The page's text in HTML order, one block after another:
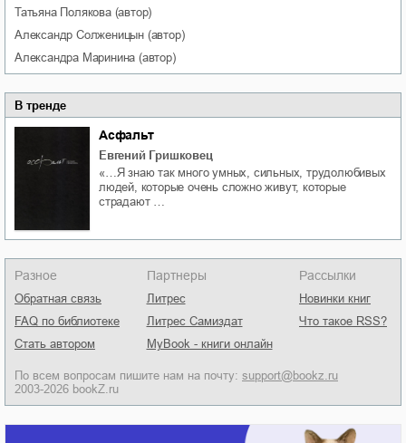
Татьяна Полякова(автор)
Александр Солженицын (автор)
Александра Маринина (автор)
В тренде
Асфальт
Евгений Гришковец
«…Я знаю так много умных, сильных, трудолюбивых
людей, которые очень сложно живут, которые
страдают …
Разное
Обратная связь
FAQ по библиотеке
Стать автором
Партнеры
Литрес
Литрес Самиздат
MyBook - книги онлайн
Рассылки
Новинки книг
Что такое RSS?
По всем вопросам пишите нам на почту: support@bookz.ru
2003-2026 bookZ.ru